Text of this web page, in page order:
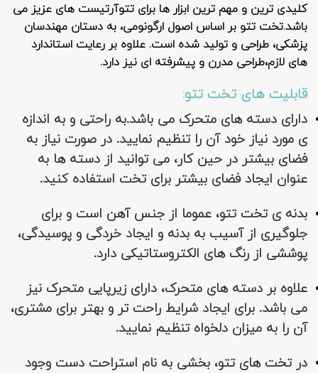
کلیدی ترین و مهم ترین ابزار ها برای تتوآرتیست های عزیز می
باشد.تخت تتو بر اساس اصول ارگونومی، به دستان مهندسان
پزشکی، طراحی و تولید شده است. علاوه بر رعایت استاندارد
های لازم،طراحی مدرن و پیشرفته ای نیز دارد.
قابلیت های تخت تتو:
دارای دسته های متحرک می باشد.به راحتی و به اندازه
ی مورد نیاز خود آن را تنظیم نمایید. در صورت نیاز به
فضای بیشتر در حین کار، می توانید از دسته ها به
عنوان ایجاد فضای بیشتر برای تخت استفاده کنید.
بدنه ی تخت تتو، عموما از جنس آهن است و برای
جلوگیری از آسیب به بدنه و ایجاد خردگی و پوسیدگی،
پوششی از رنگ های الکتروستاتیکی دارد.
علاوه بر دسته های متحرک، دارای زیرپایی متحرک نیز
می باشد. برای ایجاد شرایط راحت تر و بهتر برای مشتری،
آن را به میزان دلخواه تنظیم نمایید.
در تخت های تتو، بخشی به نام استراحت دست وجود